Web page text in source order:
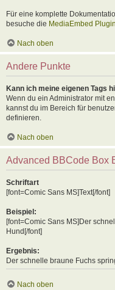
Für eine komplette
besuche die MediaEmbed
Nach oben
Andere Punkte
Kann ich meine eigenen Tags
Wenn du ein Administrator mit
kannst du im Bereich für
definieren.
Nach oben
Advanced BBCode Box
Schriftart
[font=Comic Sans MS]Text[/font]
Beispiel:
[font=Comic Sans MS]Der
Hund[/font]
Ergebnis:
Der schnelle braune Fuchs
Nach oben